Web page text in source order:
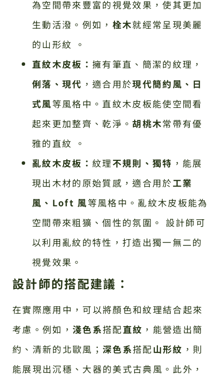
為空間帶來豐富的視覺效果，使其更加
生動活潑。例如， 栓木就經常呈現美麗
的山形紋 。
直紋木皮板：擁有筆直、簡潔的紋理，
俐落、現代 ，適合用於現代簡約風、日
式風等風格中。直紋木皮板能使空間看
起來更加整齊、乾淨。胡桃木常帶有優
雅的直紋 。
亂紋木皮板：紋理不規則、獨特 ，能展
現出木材的原始質感，適合用於工業
風、Loft 風等風格中。亂紋木皮板能為
空間帶來粗獷、個性的氛圍。 設計師可
以利用亂紋的特性，打造出獨一無二的
視覺效果。
設計師的搭配建議：
在實際應用中，可以將顏色和紋理結合起來
考慮。例如，淺色系搭配直紋 ，能營造出簡
約、清新的北歐風；深色系搭配山形紋 ，則
能展現出沉穩、大器的美式古典風。此外，